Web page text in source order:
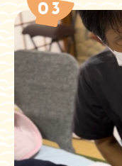
03